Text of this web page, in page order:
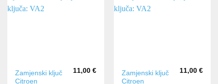
Zamjenski ključ
Citroen
11,00 €
Zamjenski ključ
Citroen
11,00 €